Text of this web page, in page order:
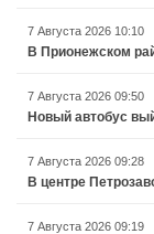
7 Августа 2026 10:10
В Прионежском
7 Августа 2026 09:50
Новый автобус
7 Августа 2026 09:28
В центре
7 Августа 2026 09:19